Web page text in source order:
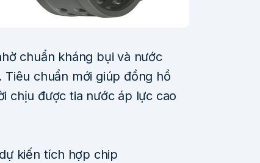
chuẩn kháng bụi và nước
chuẩn mới giúp đồng hồ
chịu được tia nước áp lực cao
dự kiến tích hợp chip